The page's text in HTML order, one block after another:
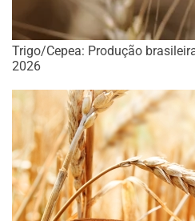
Trigo/Cepea: Produção
2026